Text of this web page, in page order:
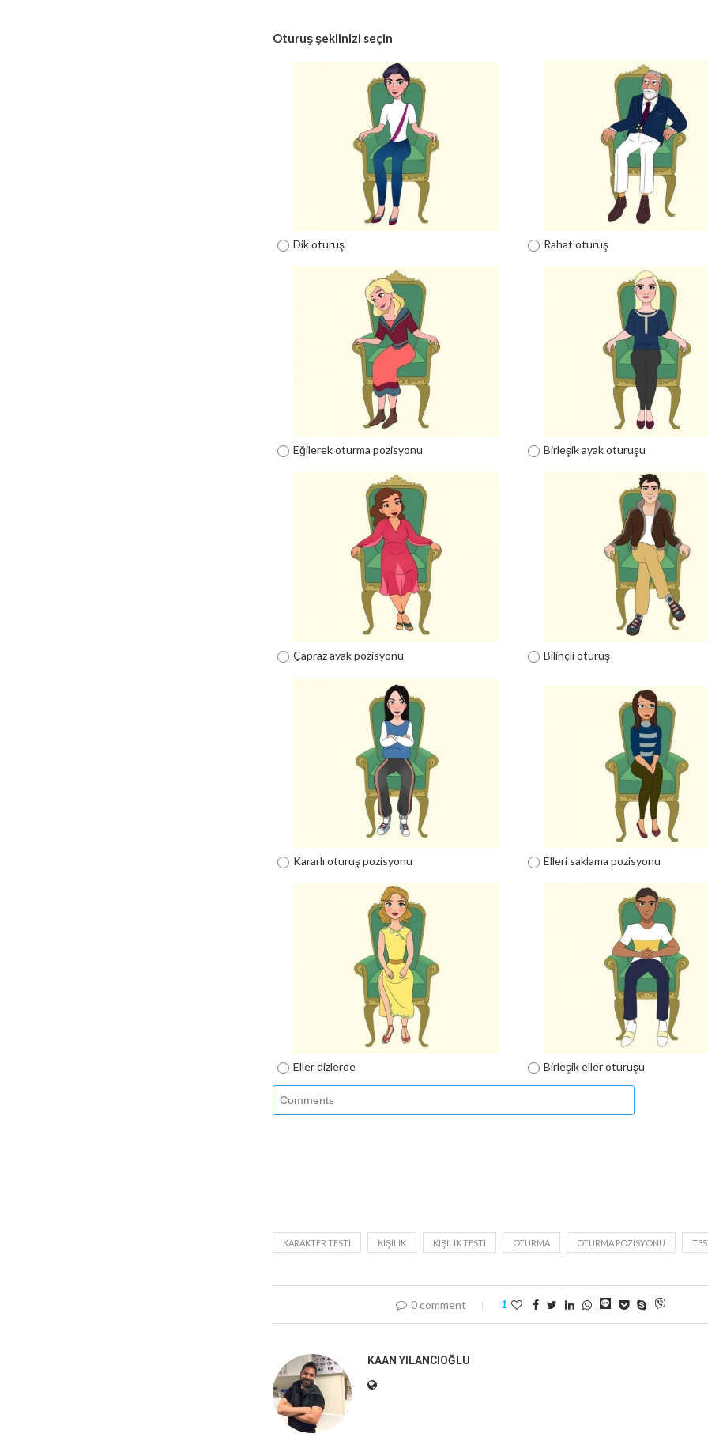
Oturuş şeklinizi seçin
Dik oturuş Rahat oturuş
Eğilerek oturma pozisyonu Birleşik ayak oturuşu
Çapraz ayak pozisyonu Bilinçli oturuş
Kararlı oturuş pozisyonu Elleri saklama pozisyonu
Eller dizlerde Birleşik eller oturuşu
KARAKTER TESTI KIŞILIK KIŞILIK TESTI OTURMA OTURMA POZISYONU
0 comment 1
KAAN YILANCIOĞLU